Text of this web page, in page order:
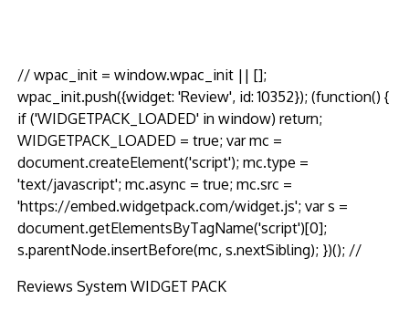
// wpac_init = window.wpac_init || [];
wpac_init.push({widget: 'Review', id: 10352}); (function() {
if ('WIDGETPACK_LOADED' in window) return;
WIDGETPACK_LOADED = true; var mc =
document.createElement('script'); mc.type =
'text/javascript'; mc.async = true; mc.src =
'https://embed.widgetpack.com/widget.js'; var s =
document.getElementsByTagName('script')[0];
s.parentNode.insertBefore(mc, s.nextSibling); })(); //
Reviews System WIDGET PACK